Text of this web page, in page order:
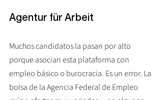
Agentur für Arbeit
Muchos candidatos la pasan por alto
porque asocian esta plataforma con
empleo básico o burocracia. Es un error. La
bolsa de la Agencia Federal de Empleo